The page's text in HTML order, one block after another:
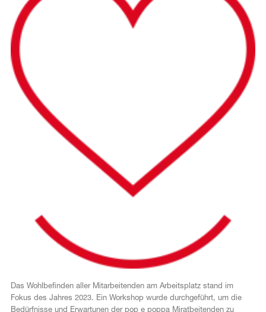
Das Wohlbefinden aller Mitarbeitenden am Arbeitsplatz stand im
Fokus des Jahres 2023. Ein Workshop wurde durchgeführt, um die
Bedürfnisse und Erwartunen der pop e poppa Miratbeitenden zu